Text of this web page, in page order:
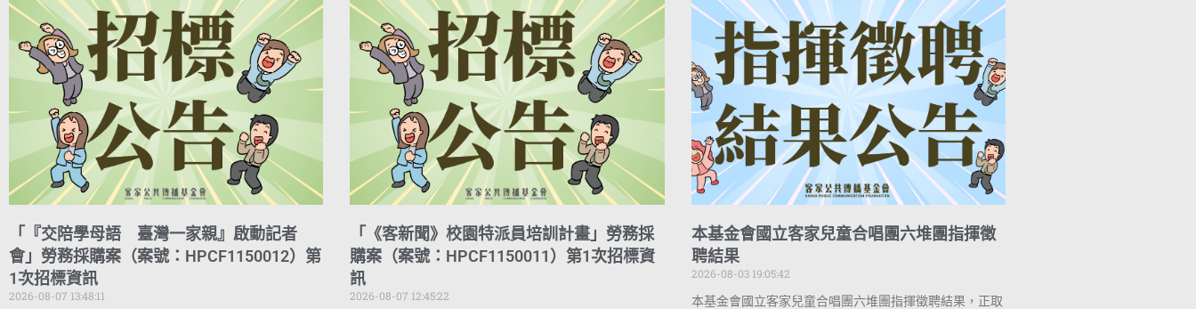
「『交陪學母語 臺灣一家親』啟動記者
會」勞務採購案（案號：HPCF1150012）第
1次招標資訊
2026-08-07 13:48:11
「《客新聞》校園特派員培訓計畫」勞務採
購案（案號：HPCF1150011）第1次招標資
訊
2026-08-07 12:45:22
本基金會國立客家兒童合唱團六堆團指揮徵
聘結果
2026-08-03 19:05:42
本基金會國立客家兒童合唱團六堆團指揮徵聘結果，正取